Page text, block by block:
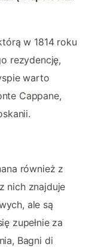
w 1814 roku
rezydencję,
warto
Cappane,
również z
nich znajduje
ale są
zupełnie za
Bagni di